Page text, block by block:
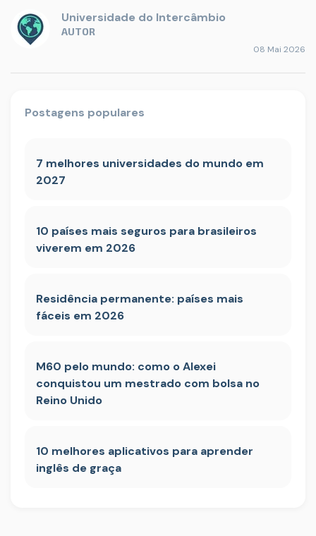
Universidade do Intercâmbio
AUTOR
08 Mai 2026
Postagens populares
7 melhores universidades do mundo em
2027
10 países mais seguros para brasileiros
viverem em 2026
Residência permanente: países mais
fáceis em 2026
M60 pelo mundo: como o Alexei
conquistou um mestrado com bolsa no
Reino Unido
10 melhores aplicativos para aprender
inglês de graça